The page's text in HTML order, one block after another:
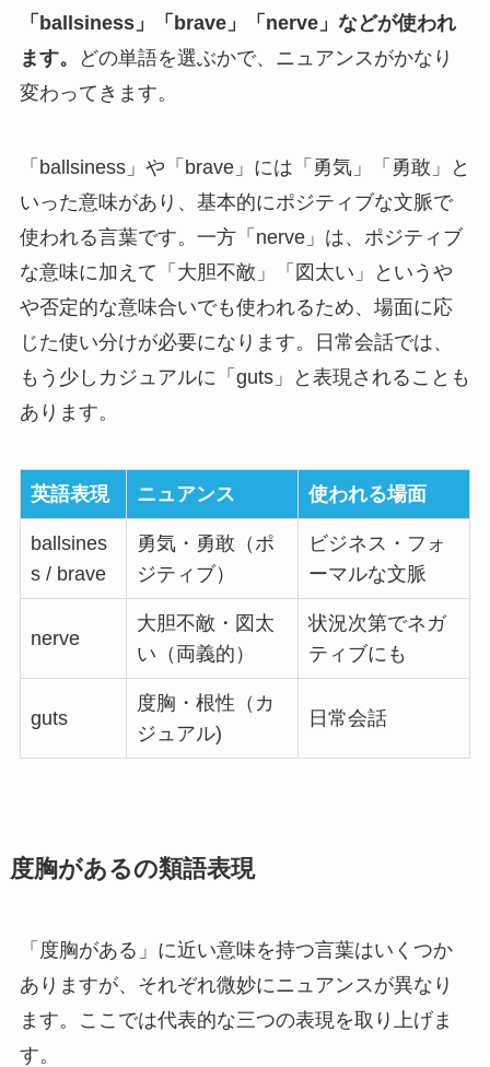
「ballsiness」「brave」「nerve」などが使われ
ます。
どの単語を選ぶかで、ニュアンスがかなり
変わってきます。
「ballsiness」や「brave」には「勇気」「勇敢」と
いった意味があり、基本的にポジティブな文脈で
使われる言葉です。一方「nerve」は、ポジティブ
な意味に加えて「大胆不敵」「図太い」というや
や否定的な意味合いでも使われるため、場面に応
じた使い分けが必要になります。日常会話では、
もう少しカジュアルに「guts」と表現されることも
あります。
英語表現 ニュアンス 使われる場面
ballsines
s / brave
勇気・勇敢（ポ
ジティブ）
ビジネス・フォ
ーマルな文脈
nerve
大胆不敵・図太
い（両義的）
状況次第でネガ
ティブにも
guts
度胸・根性（カ
ジュアル)
日常会話
度胸があるの類語表現
「度胸がある」に近い意味を持つ言葉はいくつか
ありますが、それぞれ微妙にニュアンスが異なり
ます。ここでは代表的な三つの表現を取り上げま
す。